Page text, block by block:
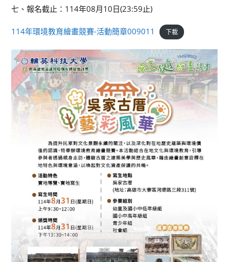
七、報名截止：114年08月10日(23:59止)
114年環境教育繪畫競賽-活動簡章009011 下載